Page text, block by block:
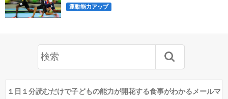
運動能力アップ
１日１分読むだけで子どもの能力が開花する食事がわかるメールマ